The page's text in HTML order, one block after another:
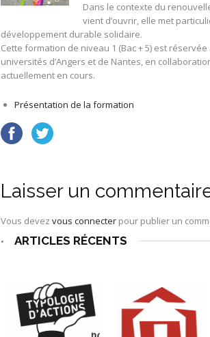
Dans le contexte du
vient d’ouvrir, elle met
développement durable solidaire.
Cette formation de niveau 1 (Bac + 5) est
universités d’Angers et de Nantes, en
actuellement en cours.
Présentation de la formation
Laisser un
Vous devez vous connecter pour publier un
•
ARTICLES RÉCENTS